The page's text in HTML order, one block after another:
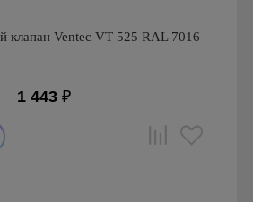
клапан Ventec VT 525 RAL 7016
1 443 ₽